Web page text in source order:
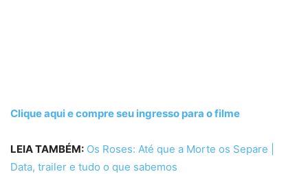
Clique aqui e compre seu ingresso para o filme
LEIA TAMBÉM: Os Roses: Até que a Morte os Separe |
Data, trailer e tudo o que sabemos